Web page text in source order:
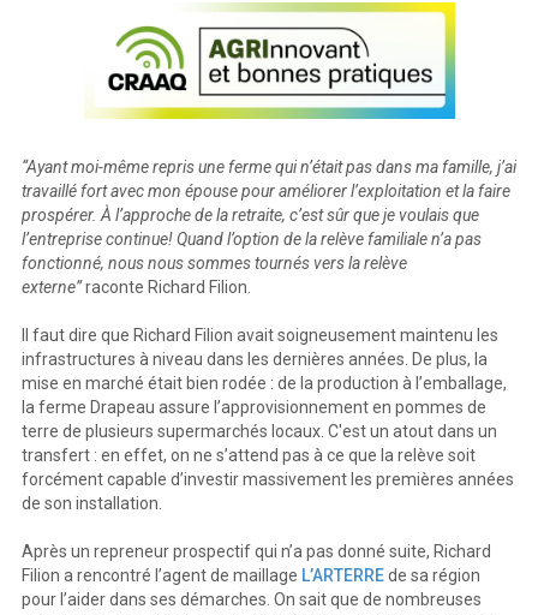
“Ayant moi-même repris une ferme qui n’était pas dans ma famille, j’ai
travaillé fort avec mon épouse pour améliorer l’exploitation et la faire
prospérer. À l’approche de la retraite, c’est sûr que je voulais que
l’entreprise continue! Quand l’option de la relève familiale n’a pas
fonctionné, nous nous sommes tournés vers la relève
externe”raconte Richard Filion.
Il faut dire que Richard Filion avait soigneusement maintenu les
infrastructures à niveau dans les dernières années. De plus, la
mise en marché était bien rodée : de la production à l’emballage,
la ferme Drapeau assure l’approvisionnement en pommes de
terre de plusieurs supermarchés locaux. C'est un atout dans un
transfert : en effet, on ne s’attend pas à ce que la relève soit
forcément capable d’investir massivement les premières années
de son installation.
Après un repreneur prospectif qui n’a pas donné suite, Richard
Filion a rencontré l’agent de maillage L’ARTERREde sa région
pour l’aider dans ses démarches. On sait que de nombreuses